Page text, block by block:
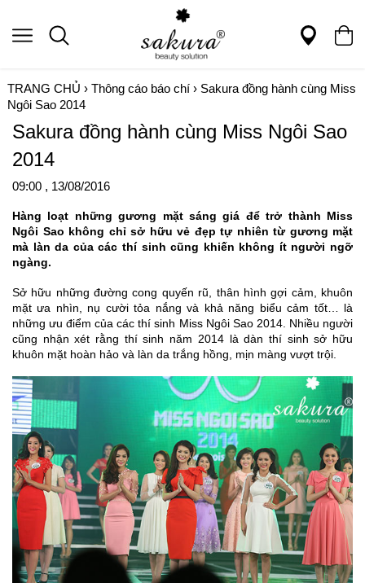
TRANG CHỦ › Thông cáo báo chí › Sakura đồng hành cùng Miss
Ngôi Sao 2014
Sakura đồng hành cùng Miss Ngôi Sao
2014
09:00 , 13/08/2016
Hàng loạt những gương mặt sáng giá để trở thành Miss
Ngôi Sao không chỉ sở hữu vẻ đẹp tự nhiên từ gương mặt
mà làn da của các thí sinh cũng khiến không ít người ngỡ
ngàng.
Sở hữu những đường cong quyến rũ, thân hình gợi cảm, khuôn
mặt ưa nhìn, nụ cười tỏa nắng và khả năng biểu cảm tốt… là
những ưu điểm của các thí sinh Miss Ngôi Sao 2014. Nhiều người
cũng nhận xét rằng thí sinh năm 2014 là dàn thí sinh sở hữu
khuôn mặt hoàn hảo và làn da trắng hồng, mịn màng vượt trội.